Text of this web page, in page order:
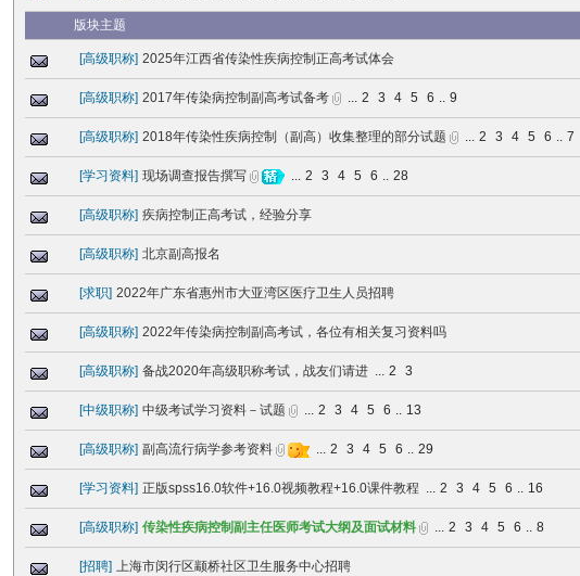
版块主题
[高级职称] 2025年江西省传染性疾病控制正高考试体会
[高级职称] 2017年传染病控制副高考试备考 ... 2 3 4 5 6 .. 9
[高级职称] 2018年传染性疾病控制（副高）收集整理的部分试题 ... 2 3 4 5 6 .. 7
[学习资料] 现场调查报告撰写 ... 2 3 4 5 6 .. 28
[高级职称] 疾病控制正高考试，经验分享
[高级职称] 北京副高报名
[求职] 2022年广东省惠州市大亚湾区医疗卫生人员招聘
[高级职称] 2022年传染病控制副高考试，各位有相关复习资料吗
[高级职称] 备战2020年高级职称考试，战友们请进 ... 2 3
[中级职称] 中级考试学习资料－试题 ... 2 3 4 5 6 .. 13
[高级职称] 副高流行病学参考资料 ... 2 3 4 5 6 .. 29
[学习资料] 正版spss16.0软件+16.0视频教程+16.0课件教程 ... 2 3 4 5 6 .. 16
[高级职称] 传染性疾病控制副主任医师考试大纲及面试材料 ... 2 3 4 5 6 .. 8
[招聘] 上海市闵行区颛桥社区卫生服务中心招聘